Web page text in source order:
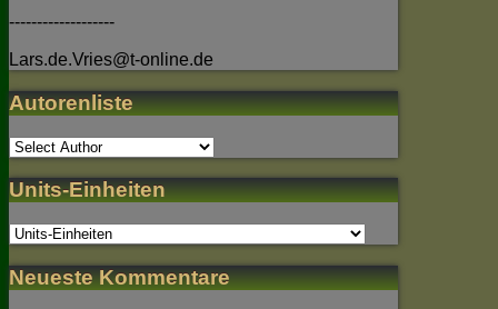
-------------------
Lars.de.Vries@t-online.de
Autorenliste
Units-Einheiten
Neueste Kommentare